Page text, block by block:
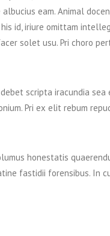
eam. Animal
id, iriure omittam
solet usu. Pri choro
scripta iracundia
Pri ex elit rebum
honestatis
fastidii forensibus. In